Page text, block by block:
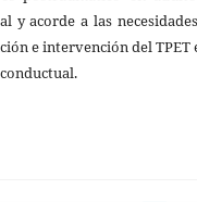
y acorde a las
e intervención del TPET